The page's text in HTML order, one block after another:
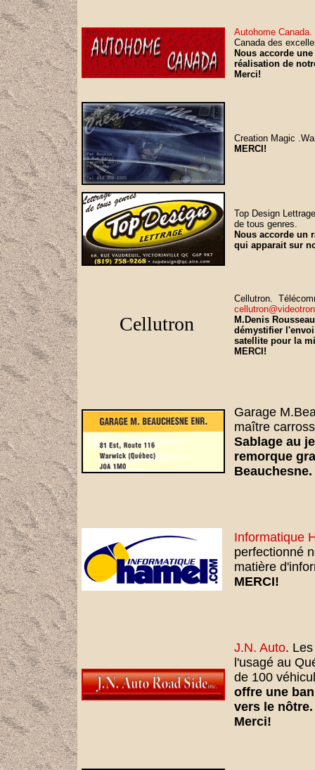
Autohome Canada.
Canada des
Nous accorde
réalisation de
Merci!
Creation Magic
MERCI!
Top Design
de tous genres.
Nous accorde un
qui apparait sur
Cellutron
Cellutron.
M.Denis
démystifier
satellite pour la
MERCI!
Garage
maître
Sablage au
remorque
Beauchesne.
Informatique
perfectionné
matière
MERCI!
J.N. Auto.
l'usagé au
de 100
offre une
vers le nôtre.
Merci!